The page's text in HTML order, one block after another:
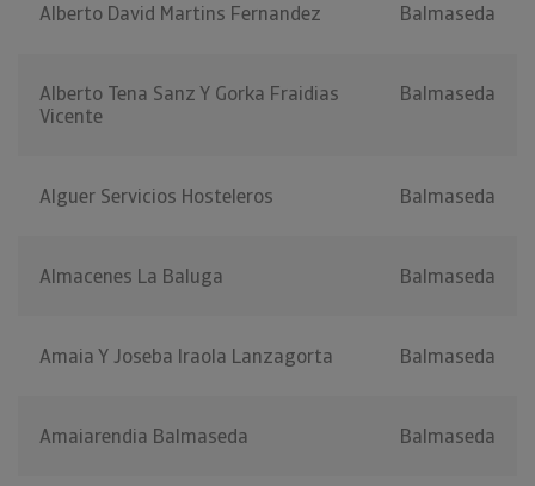
Alberto David Martins Fernandez Balmaseda
Alberto Tena Sanz Y Gorka Fraidias
Vicente
Balmaseda
Alguer Servicios Hosteleros Balmaseda
Almacenes La Baluga Balmaseda
Amaia Y Joseba Iraola Lanzagorta Balmaseda
Amaiarendia Balmaseda Balmaseda